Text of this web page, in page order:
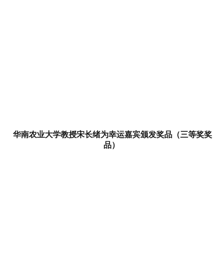
华南农业大学教授宋长绪为幸运嘉宾颁发奖品（三等奖奖
品）